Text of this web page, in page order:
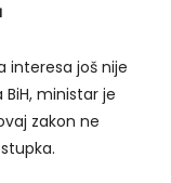
interesa još nije
ministar je
zakon ne